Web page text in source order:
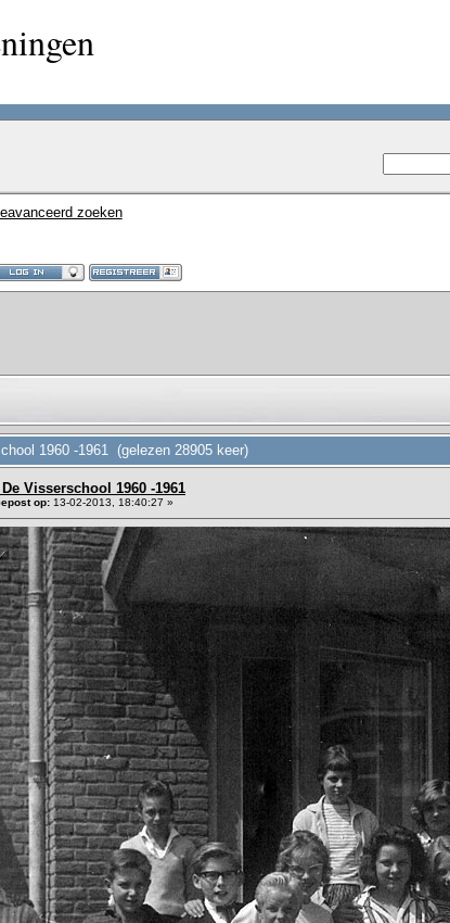
zoeken
1960 -1961 (gelezen 28905 keer)
De Visserschool 1960 -1961
op: 13-02-2013, 18:40:27 »